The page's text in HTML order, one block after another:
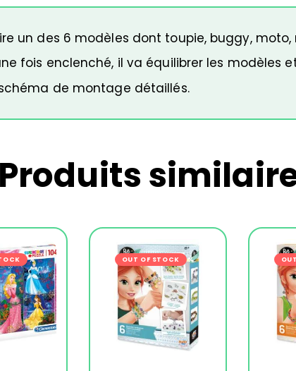
un des 6 modèles dont toupie, buggy,
fois enclenché, il va équilibrer les modèles
de montage détaillés.
Produits
-24% OUT OF STOCK-27%